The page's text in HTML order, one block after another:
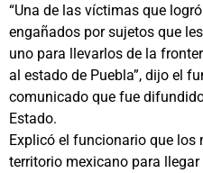
“Una de las víctimas que
engañados por sujetos que
uno para llevarlos de la
al estado de Puebla”, dijo el
comunicado que fue
Estado.
Explicó el funcionario que
territorio mexicano para